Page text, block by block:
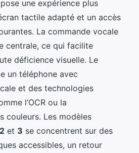
une expérience plus
tactile adapté et un accès
La commande vocale
centrale, ce qui facilite
déficience visuelle. Le
un téléphone avec
et des technologies
l’OCR ou la
couleurs. Les modèles
et 3 se concentrent sur des
accessibles, un retour